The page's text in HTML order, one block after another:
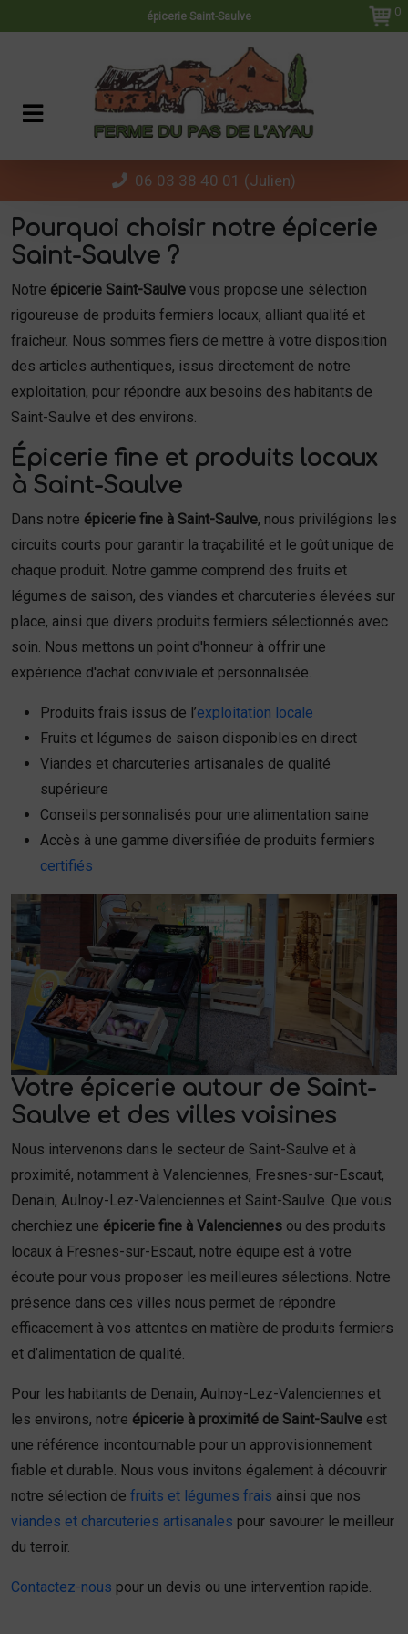
épicerie Saint-Saulve 0
06 03 38 40 01 (Julien)
Pourquoi choisir notre épicerie
Saint-Saulve ?
Notre épicerie Saint-Saulve vous propose une sélection
rigoureuse de produits fermiers locaux, alliant qualité et
fraîcheur. Nous sommes fiers de mettre à votre disposition
des articles authentiques, issus directement de notre
exploitation, pour répondre aux besoins des habitants de
Saint-Saulve et des environs.
Épicerie fine et produits locaux
à Saint-Saulve
Dans notre épicerie fine à Saint-Saulve, nous privilégions les
circuits courts pour garantir la traçabilité et le goût unique de
chaque produit. Notre gamme comprend des fruits et
légumes de saison, des viandes et charcuteries élevées sur
place, ainsi que divers produits fermiers sélectionnés avec
soin. Nous mettons un point d'honneur à offrir une
expérience d'achat conviviale et personnalisée.
Produits frais issus de l’exploitation locale
Fruits et légumes de saison disponibles en direct
Viandes et charcuteries artisanales de qualité
supérieure
Conseils personnalisés pour une alimentation saine
Accès à une gamme diversifiée de produits fermiers
certifiés
Votre épicerie autour de Saint-
Saulve et des villes voisines
Nous intervenons dans le secteur de Saint-Saulve et à
proximité, notamment à Valenciennes, Fresnes-sur-Escaut,
Denain, Aulnoy-Lez-Valenciennes et Saint-Saulve. Que vous
cherchiez une épicerie fine à Valenciennes ou des produits
locaux à Fresnes-sur-Escaut, notre équipe est à votre
écoute pour vous proposer les meilleures sélections. Notre
présence dans ces villes nous permet de répondre
efficacement à vos attentes en matière de produits fermiers
et d’alimentation de qualité.
Pour les habitants de Denain, Aulnoy-Lez-Valenciennes et
les environs, notre épicerie à proximité de Saint-Saulve est
une référence incontournable pour un approvisionnement
fiable et durable. Nous vous invitons également à découvrir
notre sélection de fruits et légumes frais ainsi que nos
viandes et charcuteries artisanales pour savourer le meilleur
du terroir.
Contactez-nous pour un devis ou une intervention rapide.
Panneau de gestion des cookies